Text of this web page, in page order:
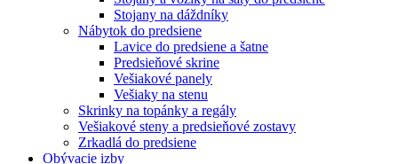
Stojany na dáždníky
Nábytok do predsiene
Lavice do predsiene a šatne
Predsieňové skrine
Vešiakové panely
Vešiaky na stenu
Skrinky na topánky a regály
Vešiakové steny a predsieňové zostavy
Zrkadlá do predsiene
Obývacie izby